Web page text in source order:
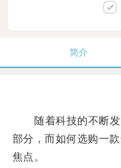
简介
随着科技的不断发
部分，而如何选购一
焦点。